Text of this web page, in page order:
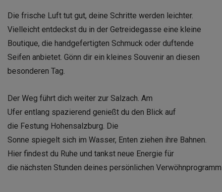
Die frische Luft tut gut, deine Schritte werden leichter.
Vielleicht entdeckst du in der Getreidegasse eine kleine
Boutique, die handgefertigten Schmuck oder duftende
Seifen anbietet. Gönn dir ein kleines Souvenir an diesen
besonderen Tag.
Der Weg führt dich weiter zur Salzach. Am
Ufer entlang spazierend genießt du den Blick auf
die Festung Hohensalzburg. Die
Sonne spiegelt sich im Wasser, Enten ziehen ihre Bahnen.
Hier findest du Ruhe und tankst neue Energie für
die nächsten Stunden deines persönlichen